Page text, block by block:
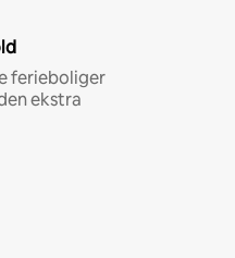
ferieboliger
ekstra